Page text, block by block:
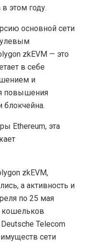
этом году.
основной сети
zkEVM — это
в себе
и
повышения
блокчейна.
Ethereum, эта
zkEVM,
а активность и
по 25 мая
кошельков
Telecom
сети